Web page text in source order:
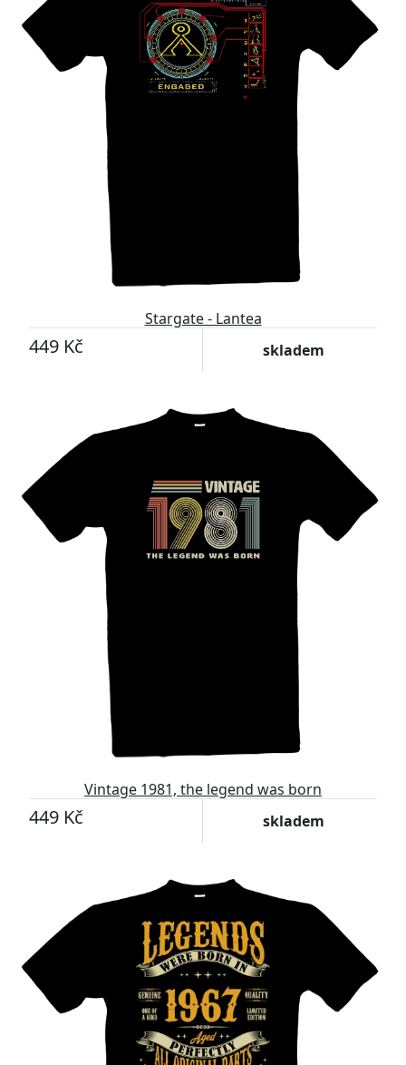
Stargate - Lantea
449 Kč skladem
Vintage 1981, the legend was born
449 Kč skladem